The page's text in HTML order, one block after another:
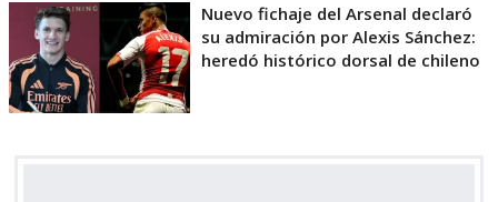
Nuevo fichaje del Arsenal declaró
su admiración por Alexis Sánchez:
heredó histórico dorsal de chileno